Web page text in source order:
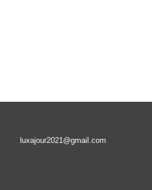
luxajour2021@gmail.com